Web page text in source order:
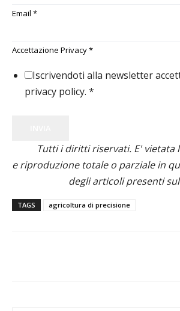
Email *
Accettazione Privacy*
Iscrivendoti alla newsletter
privacy policy. *
Tutti i diritti riservati. E' vietata
e riproduzione totale o parziale in
degli articoli presenti
TAGS agricoltura di precisione